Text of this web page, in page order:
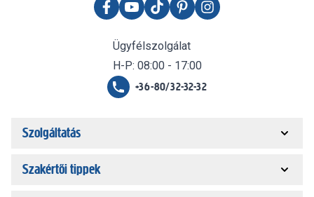
Ügyfélszolgálat
H-P: 08:00 - 17:00
+36-80/32-32-32
Szolgáltatás
Szakértői tippek